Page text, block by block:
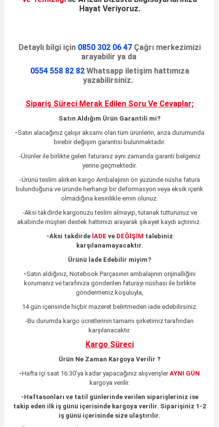
Hayat Veriyoruz.
Detaylı bilgi için 0850 302 06 47Çağrı merkezimizi
arayabilir ya da
0554 558 82 82Whatsapp iletişim hattımıza
yazabilirsiniz.
Sipariş Süreci Merak Edilen Soru Ve Cevaplar;
Satın Aldığım Ürün Garantili mi?
-Satın alacağınız çalışır aksamı olan tüm ürünlerin, arıza durumunda
birebir değişim garantisi bulunmaktadır.
-Ürünler ile birlikte gelen faturanız aynı zamanda garanti belgeniz
yerine geçmektedir.
-Ürünü teslim alırken kargo Ambalajının ön yüzünde nüsha fatura
bulunduğuna ve üründe herhangi bir deformasyon veya eksik içerik
olmadığına kesinlikle emin olunuz.
-Aksi takdirde kargonuzu teslim almayıp, tutanak tutturunuz ve
akabinde müşteri destek hattımızı arayarak şikayet kaydı açtırınız.
-Aksi takdirde İADE ve DEĞİŞİM talebiniz
karşılanamayacaktır.
Ürünü İade Edebilir miyim?
-Satın aldığınız, Notebook Parçasının ambalajının orijinalliğini
korumanız ve tarafınıza gönderilen faturayı nüshası ile birlikte
göndermeniz koşuluyla,
14 gün içerisinde hiçbir mazeret belirtmeden iade edebilirsiniz.
-Bu durumda kargo ücretlerinin tamamı şirketimiz tarafından
karşılanacaktır.
Kargo Süreci
Ürün Ne Zaman Kargoya Verilir ?
-Hafta içi saat 16:30'ya kadar yapacağınız alışverişler AYNI GÜN
kargoya verilir.
-Haftasonları ve tatil günlerinde verilen siparişleriniz ise
takip eden ilk iş günü içerisinde kargoya verilir. Siparişiniz 1-2
iş günü içerisinde size ulaştırılır.